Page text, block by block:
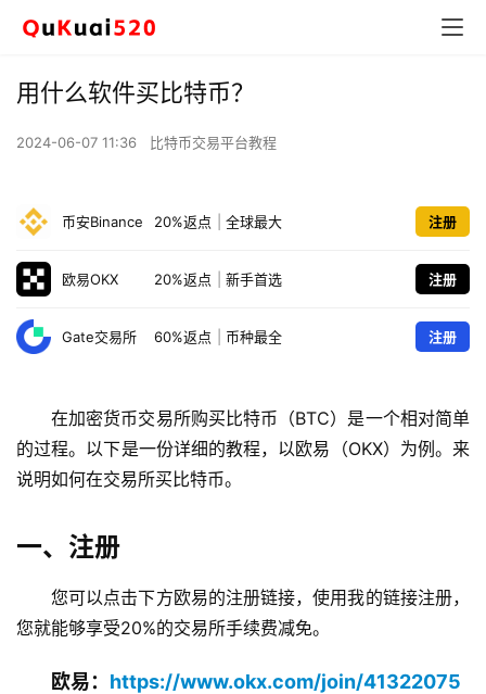
用什么软件买比特币？
2024-06-07 11:36 比特币交易平台教程
币安Binance 20%返点 全球最大 注册
欧易OKX 20%返点 新手首选 注册
Gate交易所 60%返点 币种最全 注册
在加密货币交易所购买比特币（BTC）是一个相对简单
的过程。以下是一份详细的教程，以欧易（OKX）为例。来
说明如何在交易所买比特币。
一、注册
您可以点击下方欧易的注册链接，使用我的链接注册，
您就能够享受20%的交易所手续费减免。
欧易： https://www.okx.com/join/41322075